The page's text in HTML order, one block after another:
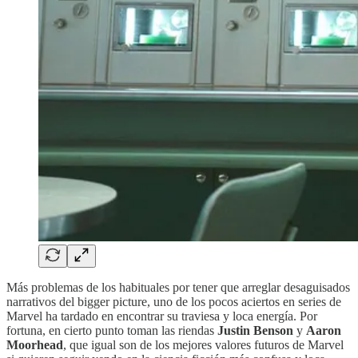
Más problemas de los habituales por tener que arreglar desaguisados
narrativos del bigger picture, uno de los pocos aciertos en series de
Marvel ha tardado en encontrar su traviesa y loca energía. Por
fortuna, en cierto punto toman las riendas Justin Benson y Aaron
Moorhead, que igual son de los mejores valores futuros de Marvel